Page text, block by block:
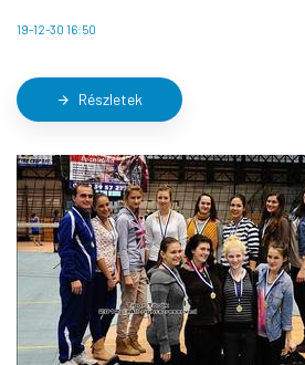
19-12-30 16:50
arrow_forward Részletek